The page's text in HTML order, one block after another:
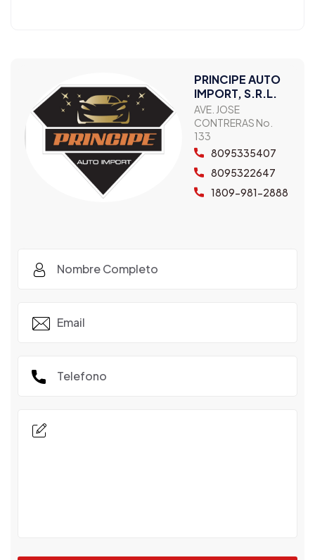
PRINCIPE AUTO
IMPORT, S.R.L.
AVE. JOSE
CONTRERAS No.
133
8095335407
8095322647
1809-981-2888